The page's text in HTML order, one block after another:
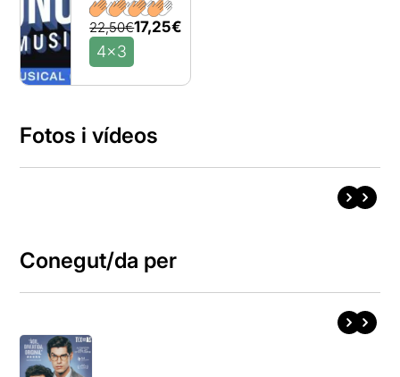
22,50€17,25€
4x3
Fotos i vídeos
Conegut/da per